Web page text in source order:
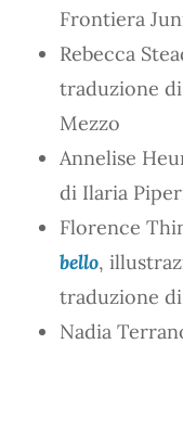
Frontiera
Rebecca
traduzione
Mezzo
Annelise
di Ilaria
Florence
bello,
traduzione di
Nadia